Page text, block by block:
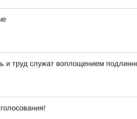
труд служат воплощением